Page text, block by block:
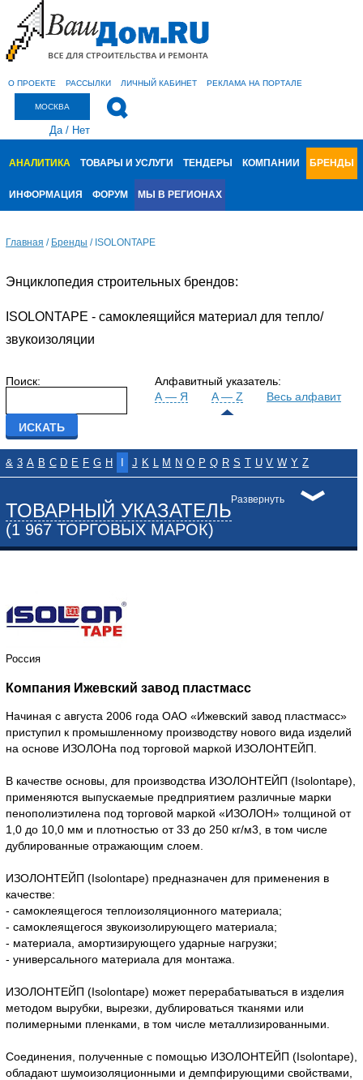
О ПРОЕКТЕ РАССЫЛКИ ЛИЧНЫЙ КАБИНЕТ РЕКЛАМА НА ПОРТАЛЕ
МОСКВА
Да/ Нет
АНАЛИТИКА ТОВАРЫ И УСЛУГИ ТЕНДЕРЫ КОМПАНИИ БРЕНДЫ
ИНФОРМАЦИЯ ФОРУМ МЫ В РЕГИОНАХ
Главная / Бренды /ISOLONTAPE
Энциклопедия строительных брендов:
ISOLONTAPE - самоклеящийся материал для тепло/
звукоизоляции
Алфавитный указатель:
А — Я
A — Z Весь алфавит
Поиск:
& 3 A B C D E F G H J K L M N O P Q R S T U V W Y Z
Развернуть
ТОВАРНЫЙ УКАЗАТЕЛЬ
(1 967 ТОРГОВЫХ МАРОК)
Россия
Компания Ижевский завод пластмасс
Начиная с августа 2006 года ОАО «Ижевский завод пластмасс»
приступил к промышленному производству нового вида изделий
на основе ИЗОЛОНа под торговой маркой ИЗОЛОНТЕЙП.
В качестве основы, для производства ИЗОЛОНТЕЙП (Isolontape),
применяются выпускаемые предприятием различные марки
пенополиэтилена под торговой маркой «ИЗОЛОН» толщиной от
1,0 до 10,0 мм и плотностью от 33 до 250 кг/м3, в том числе
дублированные отражающим слоем.
ИЗОЛОНТЕЙП (Isolontape) предназначен для применения в
качестве:
- самоклеящегося теплоизоляционного материала;
- самоклеящегося звукоизолирующего материала;
- материала, амортизирующего ударные нагрузки;
- универсального материала для монтажа.
ИЗОЛОНТЕЙП (Isolontape) может перерабатываться в изделия
методом вырубки, вырезки, дублироваться тканями или
полимерными пленками, в том числе металлизированными.
Соединения, полученные с помощью ИЗОЛОНТЕЙП (Isolontape),
обладают шумоизоляционными и демпфирующими свойствами,